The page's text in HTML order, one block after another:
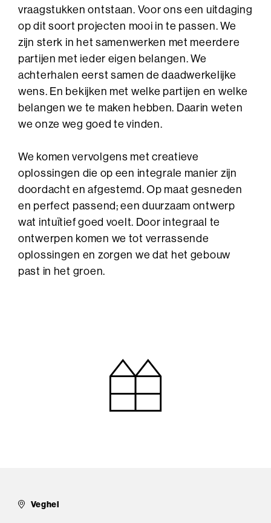
vraagstukken ontstaan. Voor ons een uitdaging
op dit soort projecten mooi in te passen. We
zijn sterk in het samenwerken met meerdere
partijen met ieder eigen belangen. We
achterhalen eerst samen de daadwerkelijke
wens. En bekijken met welke partijen en welke
belangen we te maken hebben. Daarin weten
we onze weg goed te vinden.
We komen vervolgens met creatieve
oplossingen die op een integrale manier zijn
doordacht en afgestemd. Op maat gesneden
en perfect passend; een duurzaam ontwerp
wat intuïtief goed voelt. Door integraal te
ontwerpen komen we tot verrassende
oplossingen en zorgen we dat het gebouw
past in het groen.
Veghel